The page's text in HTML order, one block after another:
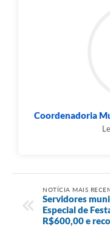
Coordenadoria
NOTÍCIA MAIS
Servidores
Especial de
R$600,00 e